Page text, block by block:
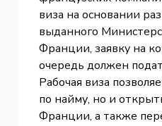
виза на основании
выданного
Франции, заявку на
очередь должен
Рабочая виза
по найму, но и
Франции, а также